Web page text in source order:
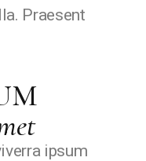
Praesent
ipsum